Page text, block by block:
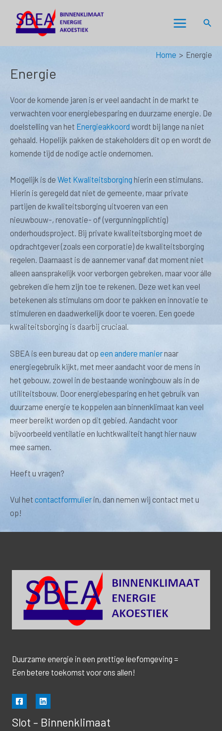
inhoud
Menu
Home Energie
Energie
Voor de komende jaren is er veel aandacht in de markt te
verwachten voor energiebesparing en duurzame energie. De
doelstelling van het Energieakkoord wordt bij lange na niet
gehaald. Hopelijk pakken de stakeholders dit op en wordt de
komende tijd de nodige actie ondernomen.
Mogelijk is de Wet Kwaliteitsborging hierin een stimulans.
Hierin is geregeld dat niet de gemeente, maar private
partijen de kwaliteitsborging uitvoeren van een
nieuwbouw-, renovatie- of (vergunningplichtig)
onderhoudsproject. Bij private kwaliteitsborging moet de
opdrachtgever (zoals een corporatie) de kwaliteitsborging
regelen. Daarnaast is de aannemer vanaf dat moment niet
alleen aansprakelijk voor verborgen gebreken, maar voor álle
gebreken die hem zijn toe te rekenen. Deze wet kan veel
betekenen als stimulans om door te pakken en innovatie te
stimuleren en daadwerkelijk door te voeren. Een goede
kwaliteitsborging is daarbij cruciaal.
SBEA is een bureau dat op een andere maniernaar
energiegebruik kijkt, met meer aandacht voor de mens in
het gebouw, zowel in de bestaande woningbouw als in de
utiliteitsbouw. Door energiebesparing en het gebruik van
duurzame energie te koppelen aan binnenklimaat kan veel
meer bereikt worden op dit gebied. Aandacht voor
bijvoorbeeld ventilatie en luchtkwaliteit hangt hier nauw
mee samen.
Heeft u vragen?
Vul het contactformulier in, dan nemen wij contact met u
op!
Duurzame energie in een prettige leefomgeving =
Een betere toekomst voor ons allen!
Slot – Binnenklimaat